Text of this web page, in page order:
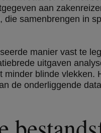
aan
samenbrengen in
manier vast te
uitgaven
blinde
de onderliggende